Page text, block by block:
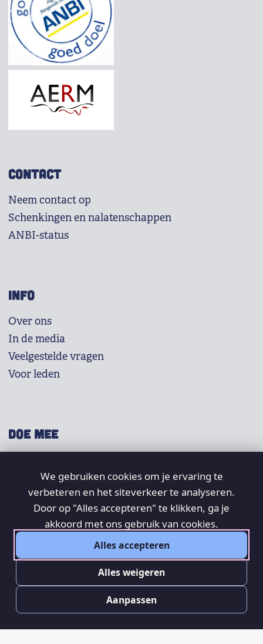
CONTACT
Neem contact op
Schenkingen en nalatenschappen
ANBI-status
INFO
Over ons
In de media
Veelgestelde vragen
Voor leden
DOE MEE
Doneer
Word lid
Vrijwilligers
We gebruiken cookies om je ervaring te
verbeteren en het siteverkeer te analyseren.
Door op "Alles accepteren" te klikken, ga je
akkoord met ons gebruik van cookies.
Alles accepteren
Alles weigeren
Aanpassen